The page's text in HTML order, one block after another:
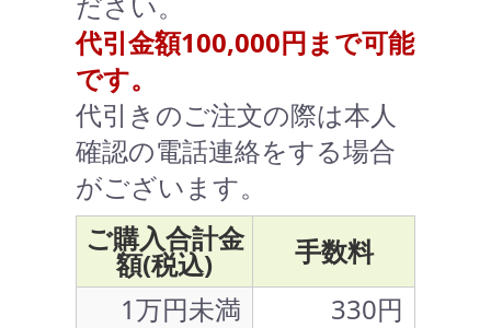
代引金額100,000円まで可能
です。
代引きのご注文の際は本人
確認の電話連絡をする場合
がございます。
ご購入合計金
額(税込)
手数料
1万円未満
330円